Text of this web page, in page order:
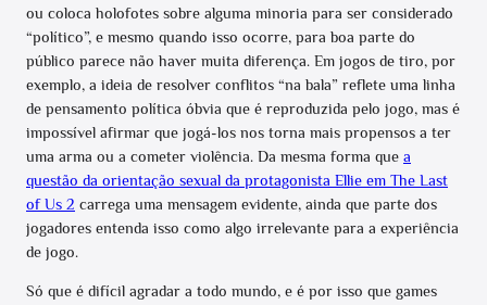
ou coloca holofotes sobre alguma minoria para ser considerado
“político”, e mesmo quando isso ocorre, para boa parte do
público parece não haver muita diferença. Em jogos de tiro, por
exemplo, a ideia de resolver conflitos “na bala” reflete uma linha
de pensamento política óbvia que é reproduzida pelo jogo, mas é
impossível afirmar que jogá-los nos torna mais propensos a ter
uma arma ou a cometer violência. Da mesma forma que a
questão da orientação sexual da protagonista Ellie em The Last
of Us 2 carrega uma mensagem evidente, ainda que parte dos
jogadores entenda isso como algo irrelevante para a experiência
de jogo.
Só que é difícil agradar a todo mundo, e é por isso que games